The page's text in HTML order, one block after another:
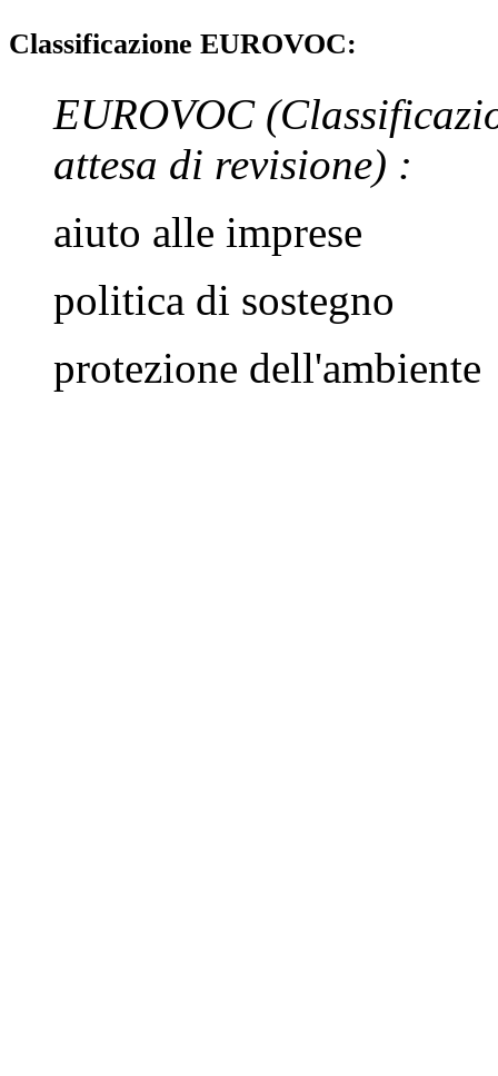
Classificazione EUROVOC:
EUROVOC
attesa di revisione) :
aiuto alle imprese
politica di sostegno
protezione dell'ambiente